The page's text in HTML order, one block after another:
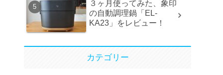
３ヶ月使ってみた、象印
の自動調理鍋「EL-
KA23」をレビュー！
カテゴリー